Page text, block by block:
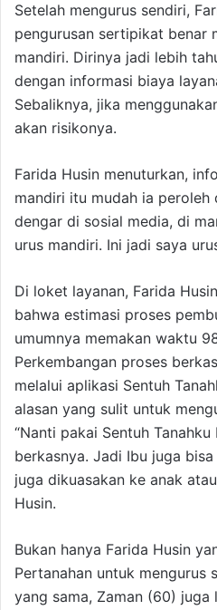
Setelah mengurus sendiri,
pengurusan sertipikat benar
mandiri. Dirinya jadi lebih
dengan informasi biaya
Sebaliknya, jika
akan risikonya.
Farida Husin menuturkan,
mandiri itu mudah ia peroleh
dengar di sosial media, di
urus mandiri. Ini jadi saya
Di loket layanan, Farida
bahwa estimasi proses
umumnya memakan waktu
Perkembangan proses
melalui aplikasi Sentuh
alasan yang sulit untuk
“Nanti pakai Sentuh
berkasnya. Jadi Ibu juga
juga dikuasakan ke anak
Husin.
Bukan hanya Farida Husin
Pertanahan untuk mengurus
yang sama, Zaman (60) juga